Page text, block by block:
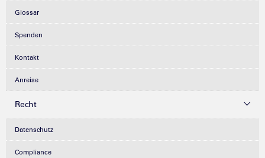
Glossar
Spenden
Kontakt
Anreise
Recht
Datenschutz
Compliance